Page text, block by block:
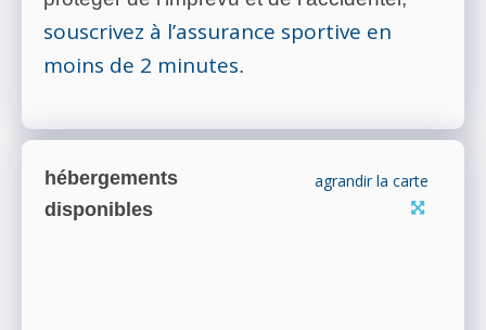
souscrivez à l’assurance sportive en
moins de 2 minutes.
hébergements
disponibles
agrandir la carte